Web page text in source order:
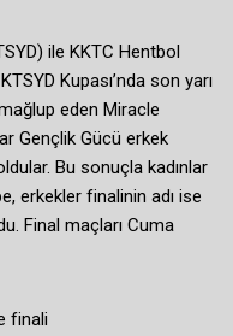
ile KKTC Hentbol
Kupası’nda son yarı
eden Miracle
Gençlik Gücü erkek
Bu sonuçla kadınlar
erkekler finalinin adı ise
Final maçları Cuma
finali